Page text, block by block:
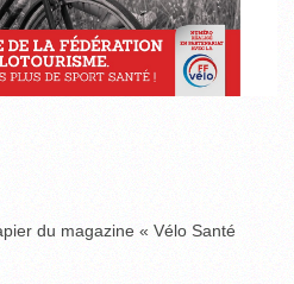
du magazine « Vélo Santé